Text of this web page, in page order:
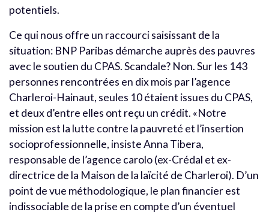
potentiels.
Ce qui nous offre un raccourci saisissant de la
situation: BNP Paribas démarche auprès des pauvres
avec le soutien du CPAS. Scandale? Non. Sur les 143
personnes rencontrées en dix mois par l’agence
Charleroi-Hainaut, seules 10 étaient issues du CPAS,
et deux d’entre elles ont reçu un crédit. «Notre
mission est la lutte contre la pauvreté et l’insertion
socioprofessionnelle, insiste Anna Tibera,
responsable de l’agence carolo (ex-Crédal et ex-
directrice de la Maison de la laïcité de Charleroi). D’un
point de vue méthodologique, le plan financier est
indissociable de la prise en compte d’un éventuel